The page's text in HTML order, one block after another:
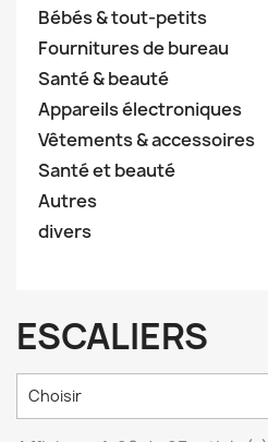
Bébés & tout-petits
Fournitures de bureau
Santé & beauté
Appareils électroniques
Vêtements & accessoires
Santé et beauté
Autres
divers
ESCALIERS
Choisir